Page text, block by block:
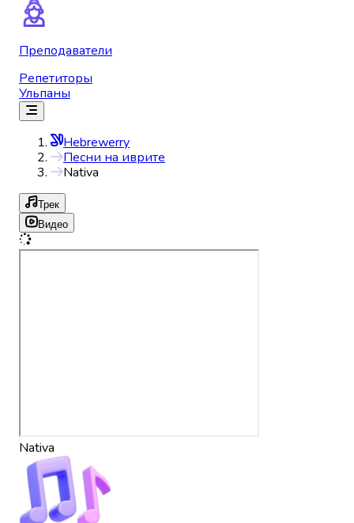
Преподаватели
Репетиторы
Ульпаны
Hebrewerry
Песни на иврите
Nativa
Трек
Видео
Nativa